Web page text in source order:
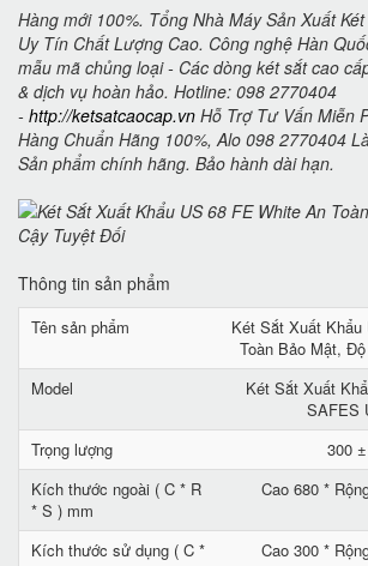
Hàng mới 100%. Tổng Nhà Máy Sản Xuất
Uy Tín Chất Lượng Cao. Công nghệ Hàn
mẫu mã chủng loại - Các dòng két sắt cao
& dịch vụ hoàn hảo. Hotline: 098 2770404
- http://ketsatcaocap.vn Hỗ Trợ Tư Vấn Miễn
Hàng Chuẩn Hãng 100%, Alo 098 2770404
Sản phẩm chính hãng. Bảo hành dài hạn.
Thông tin sản phẩm
Tên sản phẩm
Két Sắt Xuất
Toàn Bảo Mật,
Model
Két Sắt Xuất
SAFES
Trọng lượng
300
Kích thước ngoài ( C * R
* S ) mm
Cao 680 *
Kích thước sử dụng ( C *
Cao 300 *